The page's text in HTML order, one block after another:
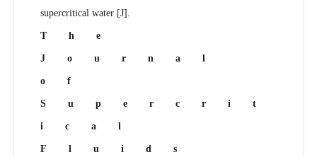
supercritical water [J].
The
Journal
of
Supercrit
ical
Fluids